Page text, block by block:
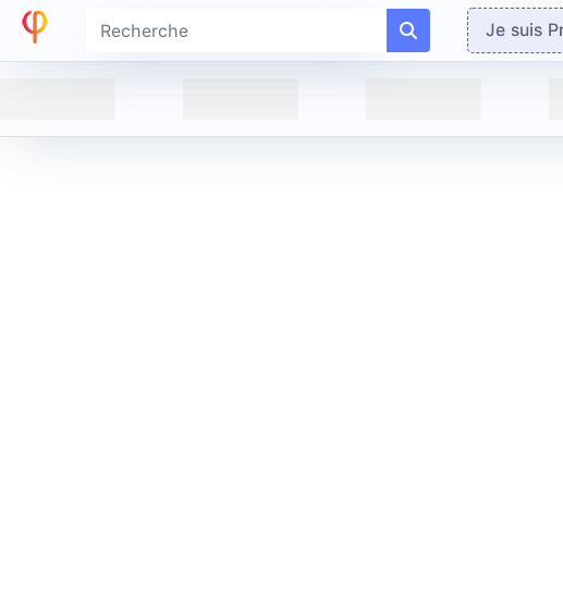
Je suis